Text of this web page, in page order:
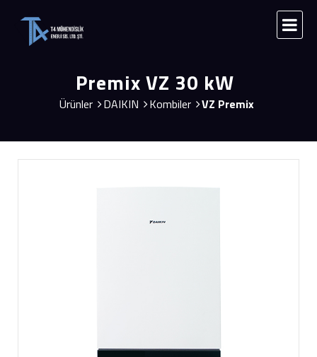
Premix VZ 30 kW
Ürünler DAIKIN Kombiler VZ Premix